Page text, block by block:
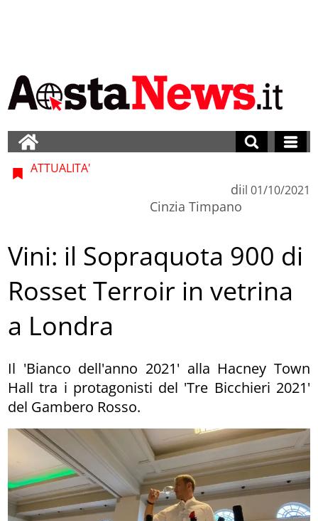
ATTUALITA'
di
Cinzia Timpano
il 01/10/2021
Vini: il Sopraquota 900 di
Rosset Terroir in vetrina
a Londra
Il 'Bianco dell'anno 2021' alla Hacney Town
Hall tra i protagonisti del 'Tre Bicchieri 2021'
del Gambero Rosso.